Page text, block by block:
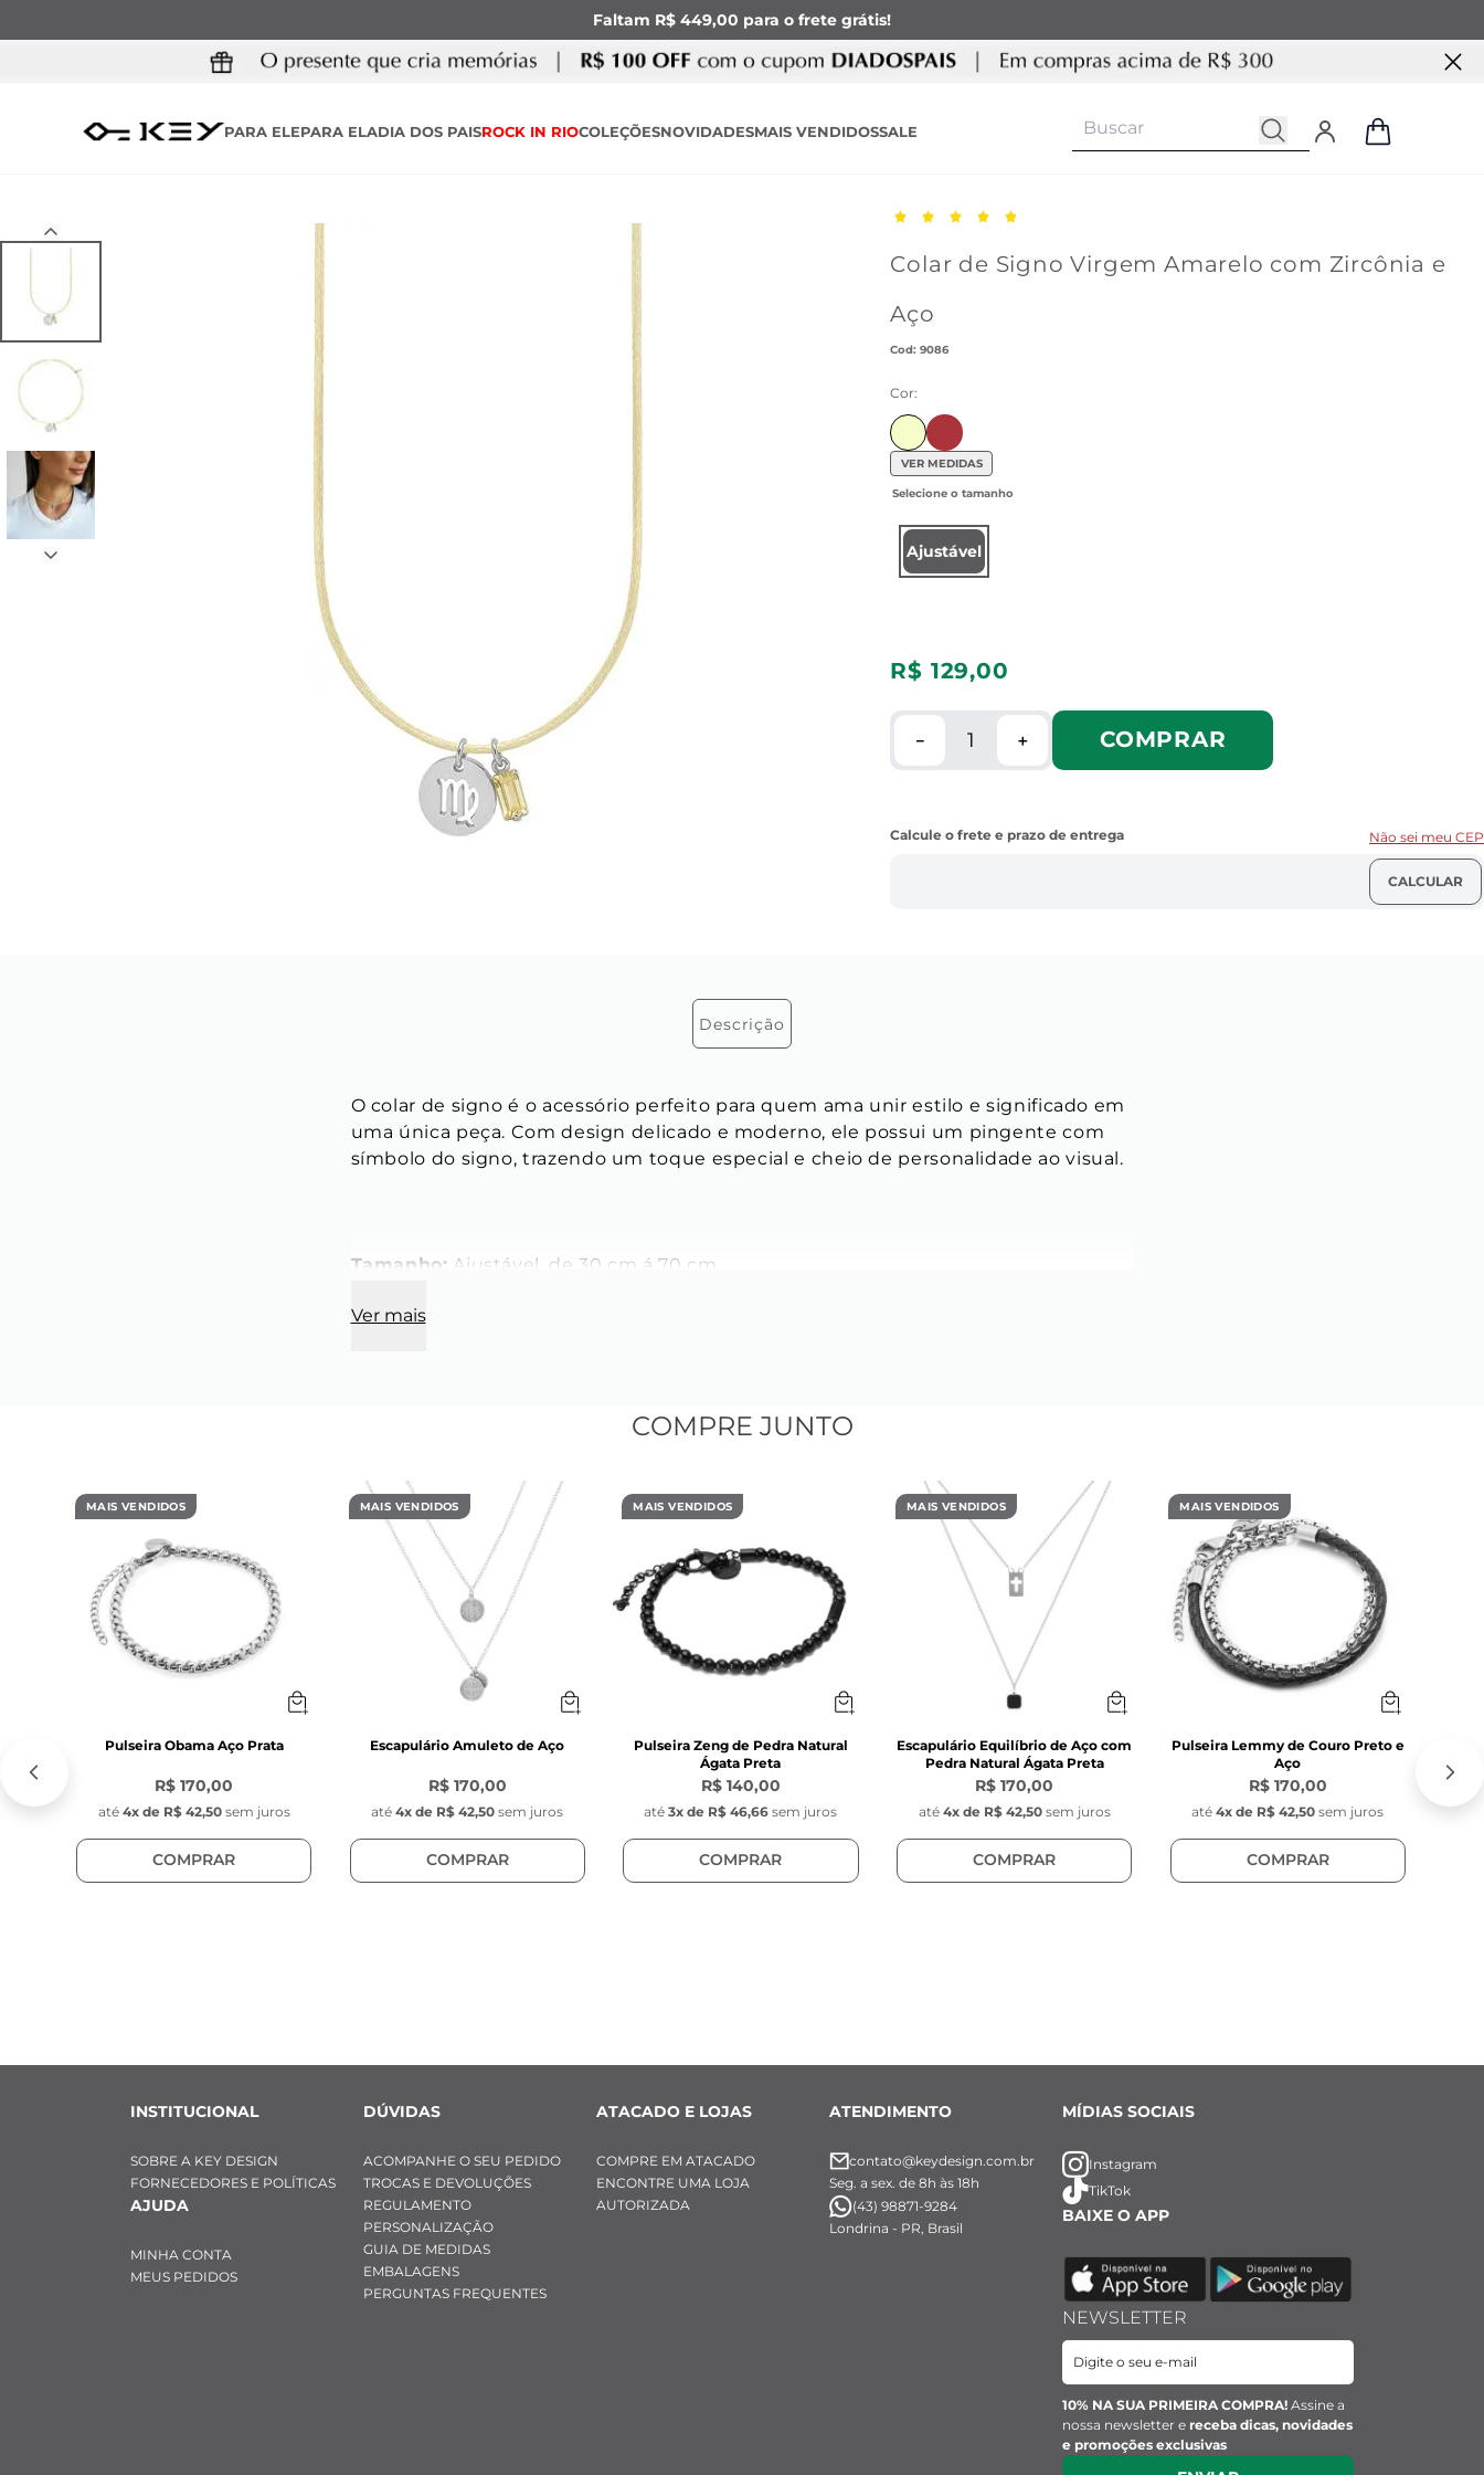
Faltam R$ 449,00 para o frete grátis!
PARA ELEPARA ELADIA DOS PAISROCK IN RIOCOLEÇÕESNOVIDADESMAIS VENDIDOSSALE
Colar de Signo Virgem Amarelo com Zircônia e
Aço
:9086
Cor:
Ir para produto similar com cor Fiesta
VER MEDIDAS
Ajustável
R$ 129,00
＋
－ COMPRAR
Não sei meu CEP
Descrição
O colar de signo é o acessório perfeito para quem ama unir estilo e significado em
uma única peça. Com design delicado e moderno, ele possui um pingente com
símbolo do signo, trazendo um toque especial e cheio de personalidade ao visual.
Tamanho: Ajustável, de 30 cm á 70 cm
Modelo:
Pingente Redondo Signo:
Largura: 1,1 mm
Aço inoxidável
Pingente Pedra Zircônia Amarela:
Largura: 9,5 mm x 5 mm
Material:
Material: Aço inoxidável
Ver mais
COMPRE JUNTO
MAIS VENDIDOS
Pulseira Obama Aço Prata
R$ 170,00
até 4x de R$ 42,50 sem juros
COMPRAR
MAIS VENDIDOS
Escapulário Amuleto de Aço
R$ 170,00
até 4x de R$ 42,50 sem juros
COMPRAR
MAIS VENDIDOS
Pulseira Zeng de Pedra Natural
Ágata Preta
R$ 140,00
até 3x de R$ 46,66 sem juros
COMPRAR
MAIS VENDIDOS
Escapulário Equilíbrio de Aço com
Pedra Natural Ágata Preta
R$ 170,00
até 4x de R$ 42,50 sem juros
COMPRAR
MAIS VENDIDOS
Pulseira Lemmy de Couro Preto e
Aço
R$ 170,00
até 4x de R$ 42,50 sem juros
COMPRAR
INSTITUCIONAL
SOBRE A KEY DESIGN
FORNECEDORES E POLÍTICAS
AJUDA
MINHA CONTA
MEUS PEDIDOS
DÚVIDAS
ACOMPANHE O SEU PEDIDO
TROCAS E DEVOLUÇÕES
REGULAMENTO
PERSONALIZAÇÃO
GUIA DE MEDIDAS
EMBALAGENS
PERGUNTAS FREQUENTES
ATACADO E LOJAS
COMPRE EM ATACADO
ENCONTRE UMA LOJA
AUTORIZADA
ATENDIMENTO
contato@keydesign.com.br
Seg. a sex. de 8h às 18h
(43) 98871-9284
Londrina - PR, Brasil
MÍDIAS SOCIAIS
Instagram
TikTok
BAIXE O APP
NEWSLETTER
10% NA SUA PRIMEIRA COMPRA! Assine a
nossa newsletter e receba dicas, novidades
e promoções exclusivas